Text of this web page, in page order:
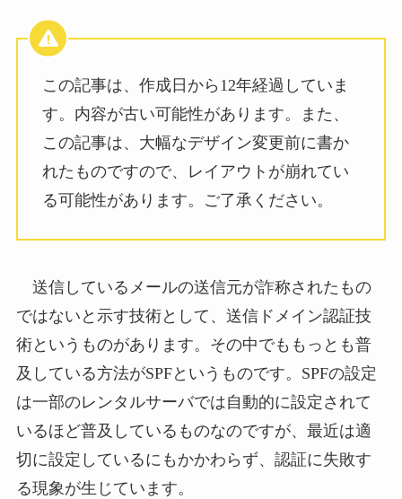
この記事は、作成日から12年経過していま
す。内容が古い可能性があります。また、
この記事は、大幅なデザイン変更前に書か
れたものですので、レイアウトが崩れてい
る可能性があります。ご了承ください。
送信しているメールの送信元が詐称されたもの
ではないと示す技術として、送信ドメイン認証技
術というものがあります。その中でももっとも普
及している方法がSPFというものです。SPFの設定
は一部のレンタルサーバでは自動的に設定されて
いるほど普及しているものなのですが、最近は適
切に設定しているにもかかわらず、認証に失敗す
る現象が生じています。